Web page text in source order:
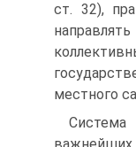
ст. 32),
местного